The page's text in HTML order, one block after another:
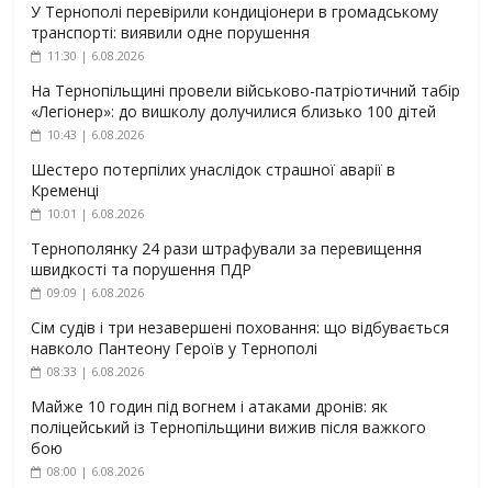
У Тернополі перевірили кондиціонери в громадському
транспорті: виявили одне порушення
11:30 | 6.08.2026
На Тернопільщині провели військово-патріотичний табір
«Легіонер»: до вишколу долучилися близько 100 дітей
10:43 | 6.08.2026
Шестеро потерпілих унаслідок страшної аварії в
Кременці
10:01 | 6.08.2026
Тернополянку 24 рази штрафували за перевищення
швидкості та порушення ПДР
09:09 | 6.08.2026
Сім судів і три незавершені поховання: що відбувається
навколо Пантеону Героїв у Тернополі
08:33 | 6.08.2026
Майже 10 годин під вогнем і атаками дронів: як
поліцейський із Тернопільщини вижив після важкого
бою
08:00 | 6.08.2026